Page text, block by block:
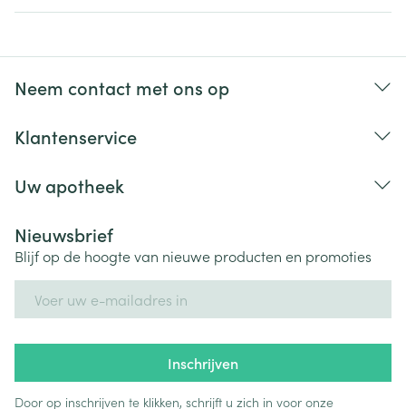
Neem contact met ons op
Klantenservice
Uw apotheek
Nieuwsbrief
Blijf op de hoogte van nieuwe producten en promoties
Inschrijven
Door op inschrijven te klikken, schrijft u zich in voor onze